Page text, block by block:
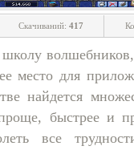
Скачиваний: 417
место для
найдется
быстрее и
все